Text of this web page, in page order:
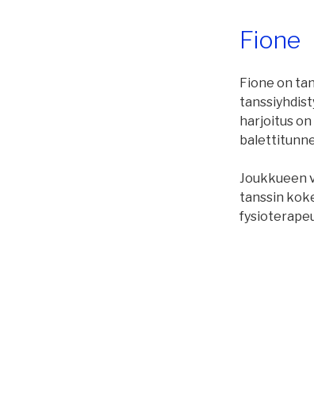
Fione
Fione on
harjoitus
Joukkueen
tanssin